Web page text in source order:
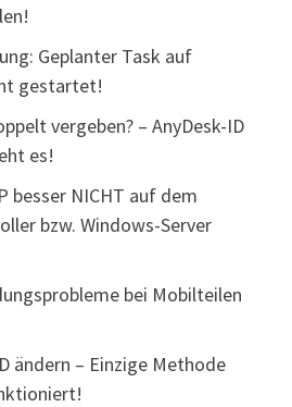
Geplanter Task auf
gestartet!
vergeben? – AnyDesk-ID
es!
besser NICHT auf dem
bzw. Windows-Server
bei Mobilteilen
ändern – Einzige Methode